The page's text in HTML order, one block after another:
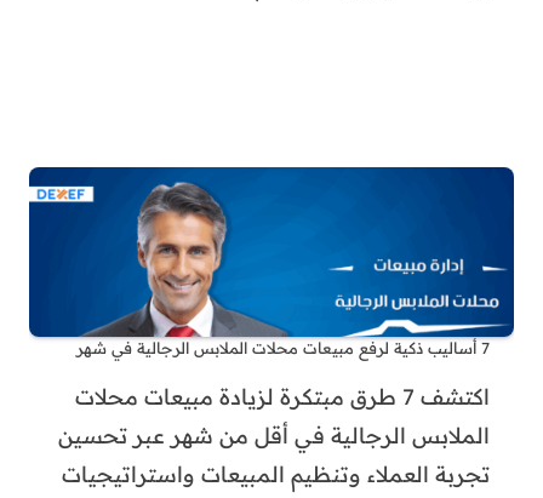
7 أساليب ذكية لرفع مبيعات محلات الملابس الرجالية في شهر
اكتشف 7 طرق مبتكرة لزيادة مبيعات محلات
الملابس الرجالية في أقل من شهر عبر تحسين
تجربة العملاء وتنظيم المبيعات واستراتيجيات